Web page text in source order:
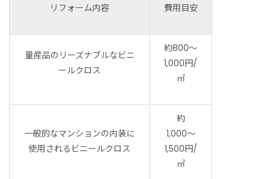
リフォーム内容 費用目安
量産品のリーズナブルなビニ
ールクロス
約800〜
1,000円/
㎡
一般的なマンションの内装に
使用されるビニールクロス
約
1,000〜
1,500円/
㎡